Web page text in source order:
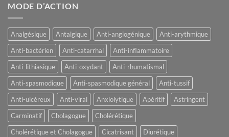
MODE D’ACTION
Analgésique Antalgique Anti-angiogénique
Anti-arythmique
Anti-bactérien
Anti-catarrhal
Anti-inflammatoire
Anti-lithiasique
Anti-oxydant
Anti-rhumatismal
Anti-spasmodique
Anti-spasmodique général
Anti-tussif
Anti-ulcéreux
Anti-viral Anxiolytique Apéritif
Astringent
Carminatif
Cholagogue
Cholérétique
Cholérétique et Cholagogue
Cicatrisant
Diurétique